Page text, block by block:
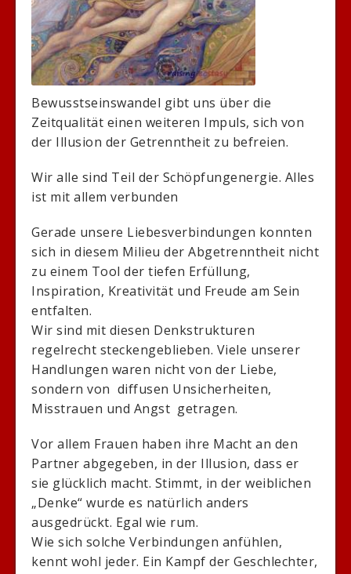
Bewusstseinswandel gibt uns über die
Zeitqualität einen weiteren Impuls, sich von
der Illusion der Getrenntheit zu befreien.
Wir alle sind Teil der Schöpfungenergie. Alles
ist mit allem verbunden
Gerade unsere Liebesverbindungen konnten
sich in diesem Milieu der Abgetrenntheit nicht
zu einem Tool der tiefen Erfüllung,
Inspiration, Kreativität und Freude am Sein
entfalten.
Wir sind mit diesen Denkstrukturen
regelrecht steckengeblieben. Viele unserer
Handlungen waren nicht von der Liebe,
sondern von diffusen Unsicherheiten,
Misstrauen und Angst getragen.
Vor allem Frauen haben ihre Macht an den
Partner abgegeben, in der Illusion, dass er
sie glücklich macht. Stimmt, in der weiblichen
„Denke“ wurde es natürlich anders
ausgedrückt. Egal wie rum.
Wie sich solche Verbindungen anfühlen,
kennt wohl jeder. Ein Kampf der Geschlechter,